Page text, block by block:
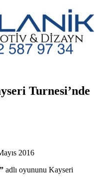
Turnesi’nde
2016
adlı oyununu Kayseri